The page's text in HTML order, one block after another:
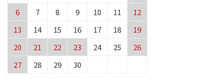
6
7 8 9 10 11
12
13
14 15 16 17 18
19
20
21 22 23 24 25
26
27
28 29
30